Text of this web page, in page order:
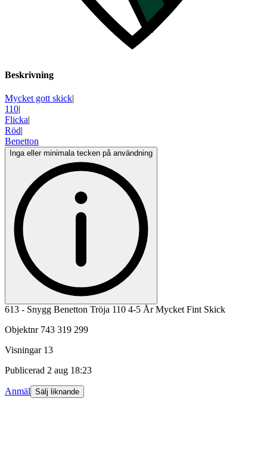
Beskrivning
Mycket gott skick|
110|
Flicka|
Röd|
Benetton
Inga eller minimala tecken på användning
613 - Snygg Benetton Tröja 110 4-5 År Mycket Fint Skick
Objektnr 743 319 299
Visningar 13
Publicerad 2 aug 18:23
Anmäl Sälj liknande